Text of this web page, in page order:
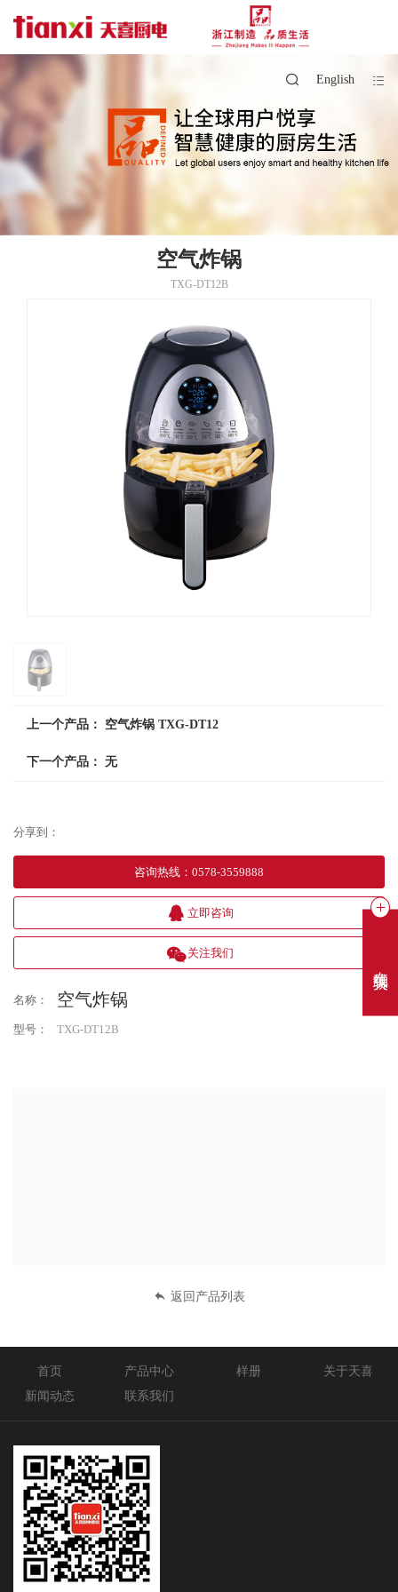
English
空气炸锅
TXG-DT12B
上一个产品： 空气炸锅 TXG-DT12
下一个产品： 无
分享到：
咨询热线 ： 0578-3559888
立即咨询
关注我们
名称： 空气炸锅
型号： TXG-DT12B
返回产品列表
首页 产品中心 样册
关于天喜
新闻动态
联系我们